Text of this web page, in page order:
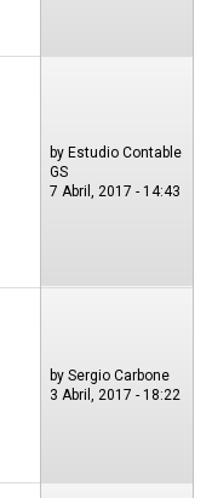
by Estudio Contable
GS
7 Abril, 2017 - 14:43
by Sergio Carbone
3 Abril, 2017 - 18:22